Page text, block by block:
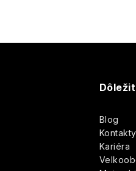
Blog
Kontakty
Kariéra